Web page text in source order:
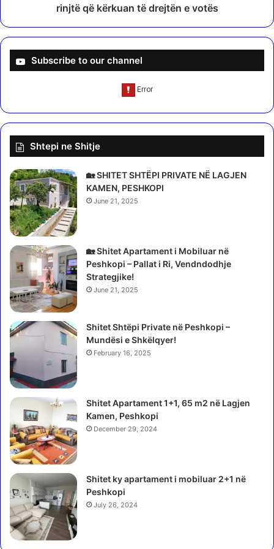
n
m
a
2
0
2
4
s
n
ë
l
a
n
o
/
N
x
r
r
e
j
a
s
h
t
t
r
i
n
t
ë
q
ë
k
rinjtë që kërkuan të drejtën e votës
Subscribe to our channel
Shtepi ne Shitje
🏡 SHITET SHTËPI PRIVATE NË LAGJEN
KAMEN, PESHKOPI
June 21, 2025
🏡 Shitet Apartament i Mobiluar në
Peshkopi – Pallat i Ri, Vendndodhje
Strategjike!
June 21, 2025
Shitet Shtëpi Private në Peshkopi –
Mundësi e Shkëlqyer!
February 16, 2025
Shitet Apartament 1+1, 65 m2 në Lagjen
Kamen, Peshkopi
December 29, 2024
Shitet ky apartament i mobiluar 2+1 në
Peshkopi
July 26, 2024